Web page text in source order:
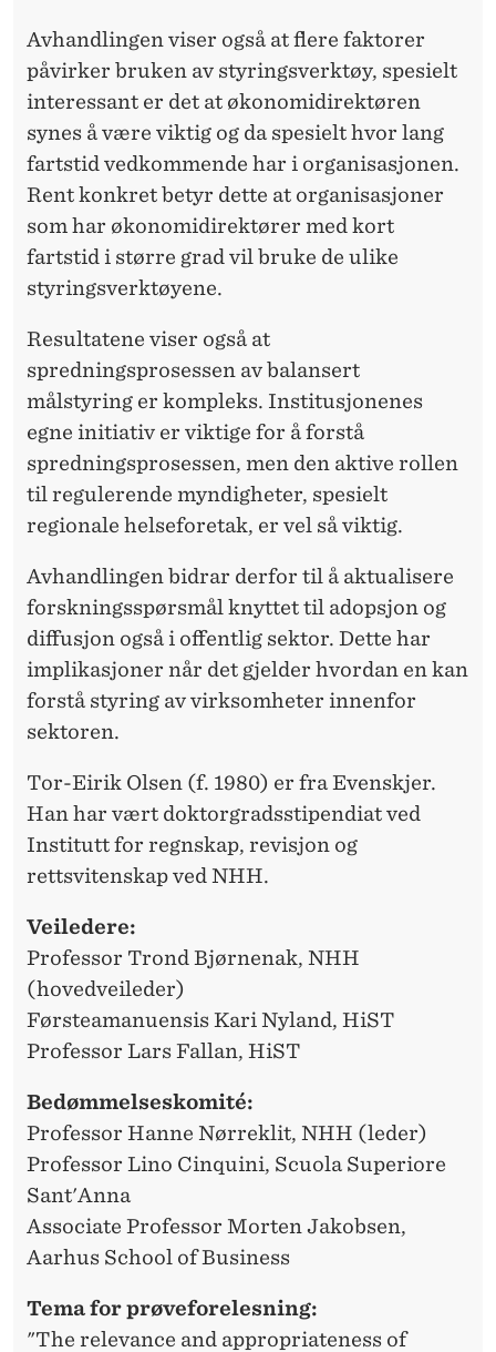
Avhandlingen viser også at flere faktorer
påvirker bruken av styringsverktøy, spesielt
interessant er det at økonomidirektøren
synes å være viktig og da spesielt hvor lang
fartstid vedkommende har i organisasjonen.
Rent konkret betyr dette at organisasjoner
som har økonomidirektører med kort
fartstid i større grad vil bruke de ulike
styringsverktøyene.
Resultatene viser også at
spredningsprosessen av balansert
målstyring er kompleks. Institusjonenes
egne initiativ er viktige for å forstå
spredningsprosessen, men den aktive rollen
til regulerende myndigheter, spesielt
regionale helseforetak, er vel så viktig.
Avhandlingen bidrar derfor til å aktualisere
forskningsspørsmål knyttet til adopsjon og
diffusjon også i offentlig sektor. Dette har
implikasjoner når det gjelder hvordan en kan
forstå styring av virksomheter innenfor
sektoren.
Tor-Eirik Olsen (f. 1980) er fra Evenskjer.
Han har vært doktorgradsstipendiat ved
Institutt for regnskap, revisjon og
rettsvitenskap ved NHH.
Veiledere:
Professor Trond Bjørnenak, NHH
(hovedveileder)
Førsteamanuensis Kari Nyland, HiST
Professor Lars Fallan, HiST
Bedømmelseskomité:
Professor Hanne Nørreklit, NHH (leder)
Professor Lino Cinquini, Scuola Superiore
Sant'Anna
Associate Professor Morten Jakobsen,
Aarhus School of Business
Tema for prøveforelesning:
"The relevance and appropriateness of